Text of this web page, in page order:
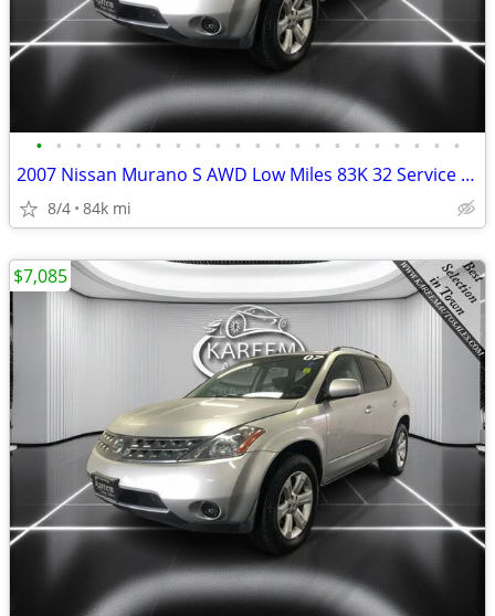
• • • • • • • • • • • • • • • • • • • • • •
2007 Nissan Murano S AWD Low Miles 83K 32 Service Records Alloy Whee
8/4 84k mi
$7,085